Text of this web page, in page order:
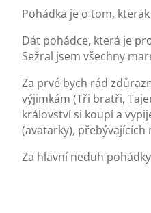
Pohádka je o tom,
Dát pohádce, která je
Sežral jsem všechny
Za prvé bych rád
výjimkám (Tři bratři,
království si koupí a
(avatarky),
Za hlavní neduh